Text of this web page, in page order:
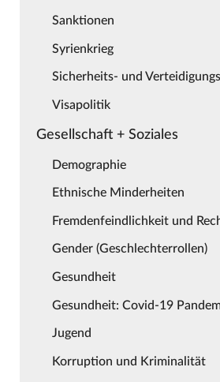
Sanktionen
Syrienkrieg
Sicherheits- und
Visapolitik
Gesellschaft + Soziales
Demographie
Ethnische Minderheiten
Fremdenfeindlichkeit und
Gender (Geschlechterrollen)
Gesundheit
Gesundheit: Covid-19
Jugend
Korruption und Kriminalität